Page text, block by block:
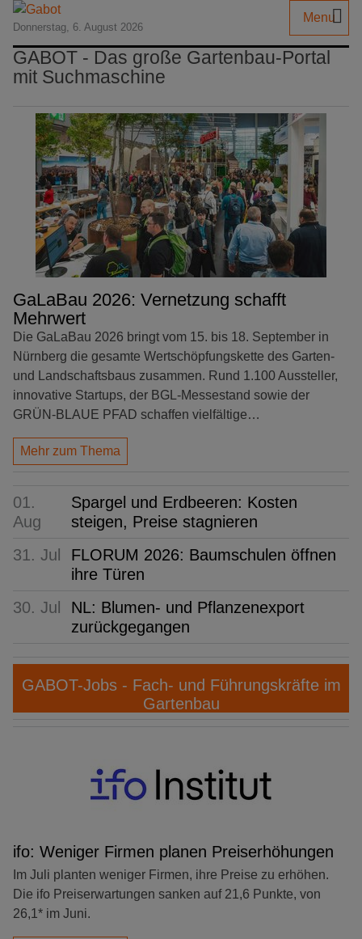
Donnerstag, 6. August 2026
Menu
GABOT - Das große Gartenbau-Portal
mit Suchmaschine
GaLaBau 2026: Vernetzung schafft
Mehrwert
Die GaLaBau 2026 bringt vom 15. bis 18. September in
Nürnberg die gesamte Wertschöpfungskette des Garten-
und Landschaftsbaus zusammen. Rund 1.100 Aussteller,
innovative Startups, der BGL-Messestand sowie der
GRÜN-BLAUE PFAD schaffen vielfältige…
Mehr zum Thema
01.
Aug
Spargel und Erdbeeren: Kosten
steigen, Preise stagnieren
31. Jul
FLORUM 2026: Baumschulen öffnen
ihre Türen
30. Jul
NL: Blumen- und Pflanzenexport
zurückgegangen
GABOT-Jobs - Fach- und Führungskräfte im
Gartenbau
ifo: Weniger Firmen planen Preiserhöhungen
Im Juli planten weniger Firmen, ihre Preise zu erhöhen.
Die ifo Preiserwartungen sanken auf 21,6 Punkte, von
26,1* im Juni.